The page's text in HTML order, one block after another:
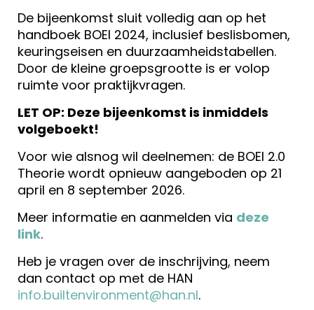
De bijeenkomst sluit volledig aan op het
handboek BOEI 2024, inclusief beslisbomen,
keuringseisen en duurzaamheidstabellen.
Door de kleine groepsgrootte is er volop
ruimte voor praktijkvragen.
LET OP: Deze bijeenkomst is inmiddels
volgeboekt!
Voor wie alsnog wil deelnemen: de BOEI 2.0
Theorie wordt opnieuw aangeboden op 21
april en 8 september 2026.
Meer informatie en aanmelden via deze
link.
Heb je vragen over de inschrijving, neem
dan contact op met de HAN
info.builtenvironment@han.nl.